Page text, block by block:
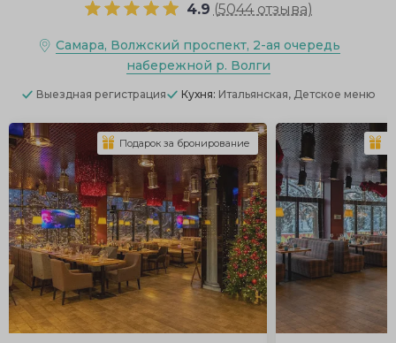
4.9 (5044 отзыва)
Самара, Волжский проспект, 2-ая очередь
набережной р. Волги
Выездная регистрация Кухня: Итальянская, Детское меню
Подарок за бронирование